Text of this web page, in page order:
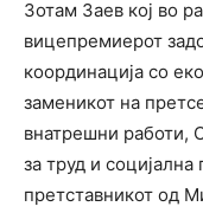
Зотам Заев кој во
вицепремиерот
координација со
заменикот на
внатрешни работи,
за труд и
претставникот од